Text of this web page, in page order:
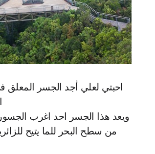
احبتي لعلي أجد الجسر المعلق